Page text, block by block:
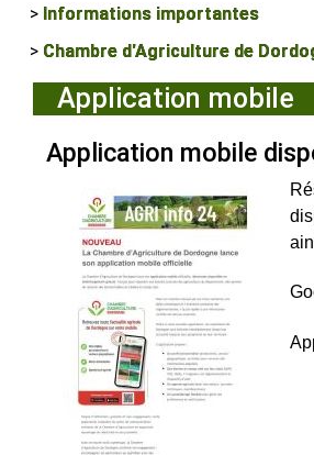
Informations importantes
Chambre d'Agriculture de
Application mobile
Application mobile